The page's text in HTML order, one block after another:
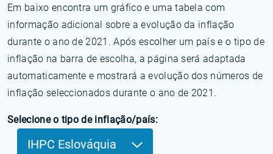
Em baixo encontra um gráfico e uma tabela com
informação adicional sobre a evolução da inflação
durante o ano de 2021. Após escolher um país e o tipo de
inflação na barra de escolha, a página será adaptada
automaticamente e mostrará a evolução dos números de
inflação seleccionados durante o ano de 2021.
Selecione o tipo de inflação/país:
IHPC Eslováquia